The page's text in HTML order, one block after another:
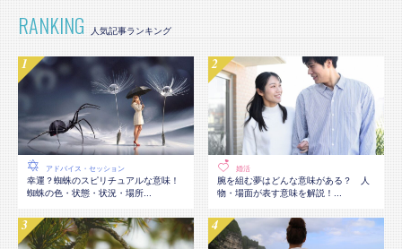
RANKING
アドバイス・セッション
幸運？蜘蛛のスピリチュアルな意味！
蜘蛛の色・状態・状況・場所...
婚活
腕を組む夢はどんな意味がある？ 人
物・場面が表す意味を解説！...